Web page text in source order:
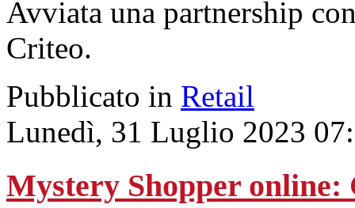
Avviata una partnership
Criteo.
Pubblicato in Retail
Lunedì, 31 Luglio 2023
Mystery Shopper